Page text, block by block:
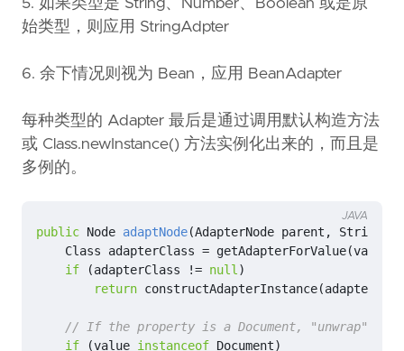
5. 如果类型是 String、Number、Boolean 或是原
始类型，则应用 StringAdpter
6. 余下情况则视为 Bean，应用 BeanAdapter
每种类型的 Adapter 最后是通过调用默认构造方法
或 Class.newInstance() 方法实例化出来的，而且是
多例的。
public Node adaptNode(AdapterNode parent , String
Class
adapterClass = getAdapterForValue(value
if
(adapterClass != null)
return constructAdapterInstance(
// If the property is a Document, "unwrap" it
if
(value instanceof Document)
JAVA